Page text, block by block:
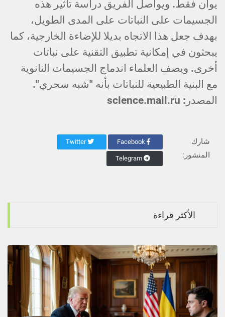
يوان فقط. ويواصل الفريق دراسة تأثير هذه
الجسيمات على النباتات على المدى الطويل،
بهدف جعل هذا الاتجاه بديلا للإضاءة الخارجية، كما
يبحثون في إمكانية تطبيق التقنية على نباتات
أخرى. ويصف العلماء اندماج الجسيمات النانوية
مع البنية الطبيعية للنباتات بأنه "شبه سحري".
المصدر: science.mail.ru
شارك
المنشور:
Twitter
Telegram
الأكثر قراءة